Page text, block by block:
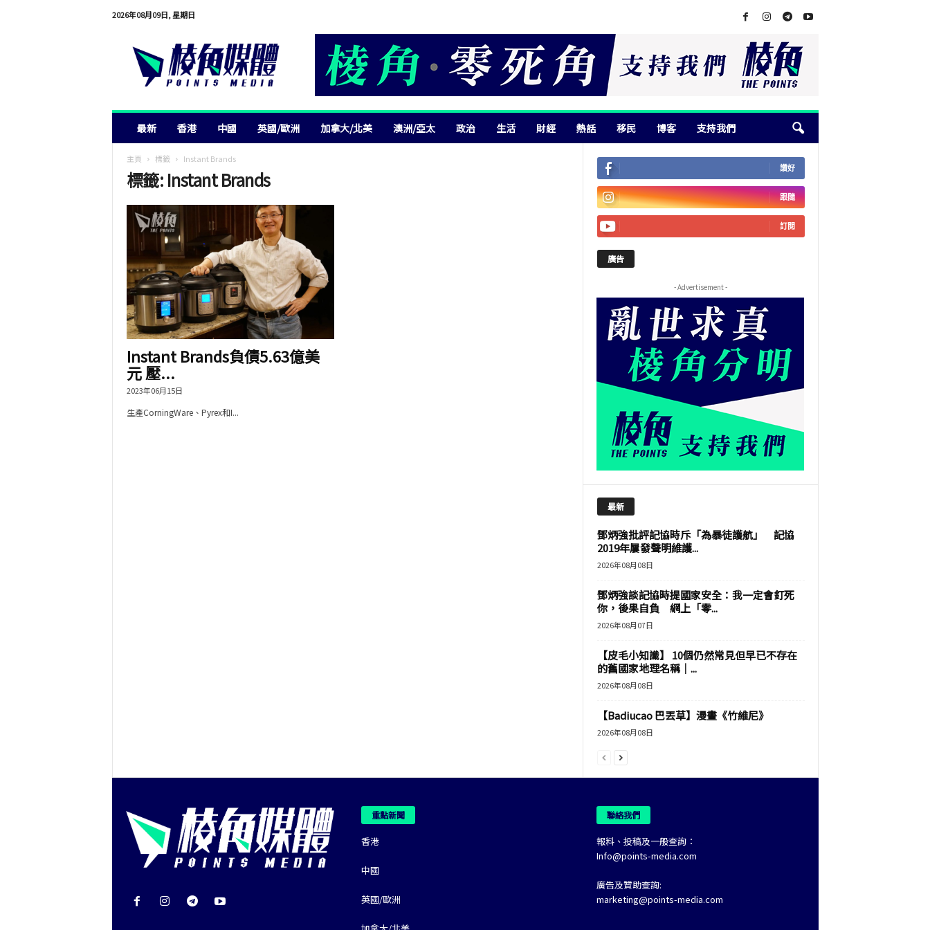
2026年08月09日, 星期日
最新 香港 中國 英國/歐洲 加拿大/北美 澳洲/亞太 政治 生活 財經 熱話 移民 博客 支持我們
主頁 標籤 Instant Brands
標籤: Instant Brands
Instant Brands負債5.63億美
元 壓...
2023年06月15日
生產CorningWare、Pyrex和I...
讚好
跟隨
訂閱
廣告
- Advertisement -
最新
鄧炳強批評記協時斥「為暴徒護航」 記協
2019年屢發聲明維護...
2026年08月08日
鄧炳強談記協時提國家安全：我一定會釘死
你，後果自負 網上「零...
2026年08月07日
【皮毛小知識】 10個仍然常見但早已不存在
的舊國家地理名稱｜...
2026年08月08日
【Badiucao 巴丟草】漫畫《竹維尼》
2026年08月08日
重點新聞
香港
中國
英國/歐洲
聯絡我們
報料、投稿及一般查詢：
Info@points-media.com
廣告及贊助查詢:
marketing@points-media.com